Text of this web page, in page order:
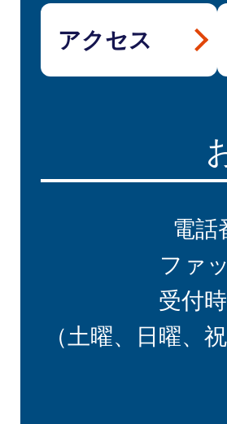
アクセス
電話
ファ
受付
（土曜、日曜、